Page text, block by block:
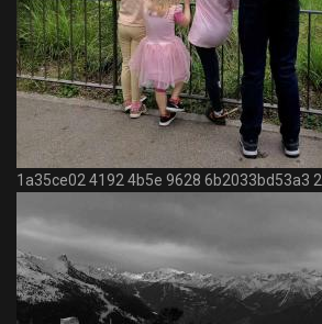
1a35ce02 4192 4b5e 9628 6b2033bd53a3 2